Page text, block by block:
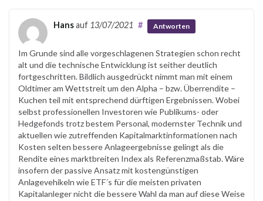
Hansauf 13/07/2021 # Antworten
Im Grunde sind alle vorgeschlagenen Strategien schon recht
alt und die technische Entwicklung ist seither deutlich
fortgeschritten. Bildlich ausgedrückt nimmt man mit einem
Oldtimer am Wettstreit um den Alpha – bzw. Überrendite –
Kuchen teil mit entsprechend dürftigen Ergebnissen. Wobei
selbst professionellen Investoren wie Publikums- oder
Hedgefonds trotz bestem Personal, modernster Technik und
aktuellen wie zutreffenden Kapitalmarktinformationen nach
Kosten selten bessere Anlageergebnisse gelingt als die
Rendite eines marktbreiten Index als Referenzmaßstab. Wäre
insofern der passive Ansatz mit kostengünstigen
Anlagevehikeln wie ETF´s für die meisten privaten
Kapitalanleger nicht die bessere Wahl da man auf diese Weise